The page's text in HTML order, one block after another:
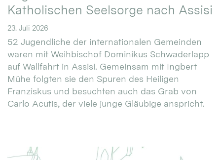
Katholischen Seelsorge nach Assisi
23. Juli 2026
52 Jugendliche der internationalen Gemeinden
waren mit Weihbischof Dominikus Schwaderlapp
auf Wallfahrt in Assisi. Gemeinsam mit Ingbert
Mühe folgten sie den Spuren des Heiligen
Franziskus und besuchten auch das Grab von
Carlo Acutis, der viele junge Gläubige anspricht.